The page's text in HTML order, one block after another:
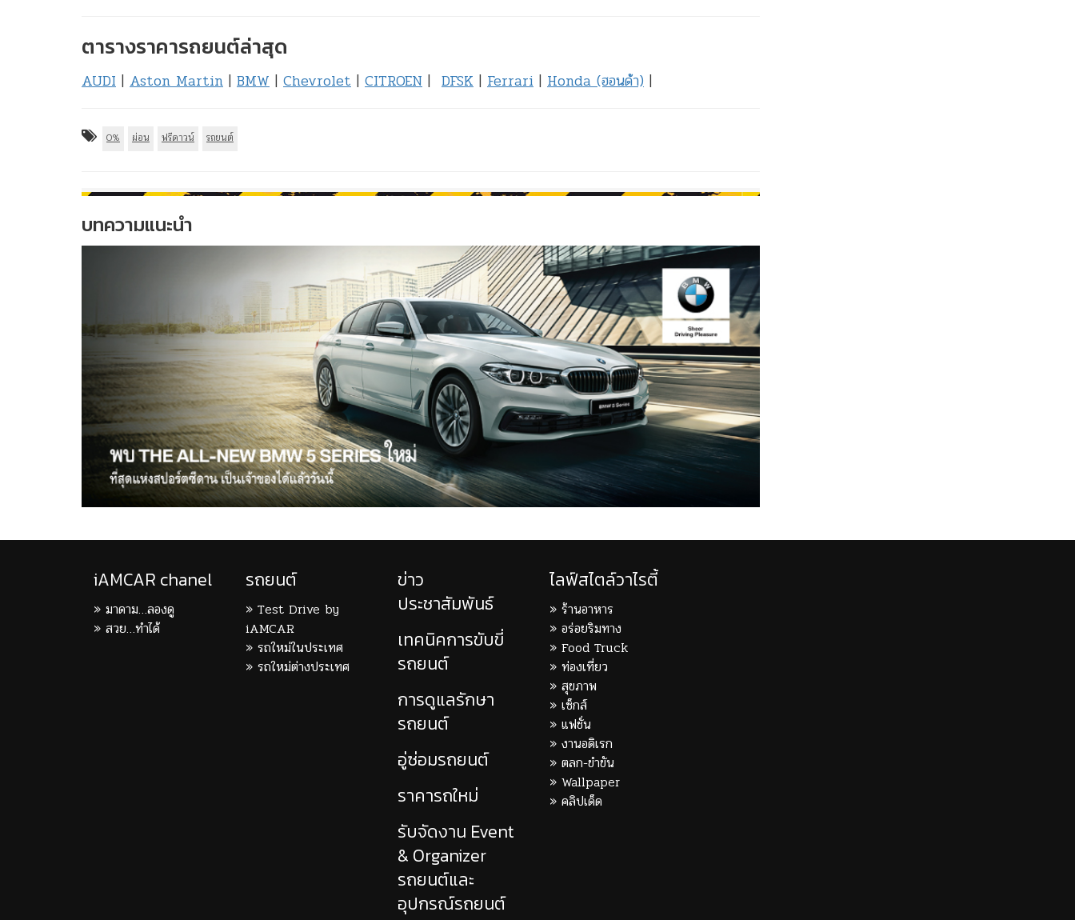
ตารางราคารถยนต์ล่าสุด
AUDI | Aston Martin | BMW | Chevrolet | CITROEN | DFSK | Ferrari | Honda (ฮอนด้า) |
0% ผ่อน ฟรีดาวน์ รถยนต์
บทความแนะนำ
iAMCAR chanel
มาดาม…ลองดู
สวย…ทำได้
รถยนต์
Test Drive by
iAMCAR
รถใหม่ในประเทศ
รถใหม่ต่างประเทศ
ข่าว
ประชาสัมพันธ์
เทคนิคการขับขี่
รถยนต์
การดูแลรักษา
รถยนต์
อู่ซ่อมรถยนต์
ราคารถใหม่
รับจัดงาน Event
& Organizer
รถยนต์และ
อุปกรณ์รถยนต์
ไลฟ์สไตล์วาไรตี้
ร้านอาหาร
อร่อยริมทาง
Food Truck
ท่องเที่ยว
สุขภาพ
เซ็กส์
แฟชั่น
งานอดิเรก
ตลก-ขำขัน
Wallpaper
คลิปเด็ด